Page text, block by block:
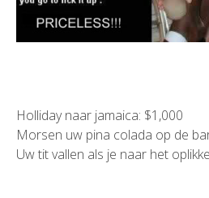
Holliday naar jamaica: $1,000
Morsen uw pina colada op de
Uw tit vallen als je naar het